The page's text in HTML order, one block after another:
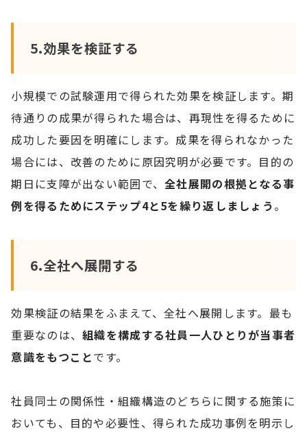
5.効果を検証する
小規模での試験運用で得られた効果を検証します。期
待通りの成果が得られた場合は、再現性を得るために
成功した要因を明確にします。成果を得られなかった
場合には、改善のために原因究明が必要です。目的の
期日に支障が出ない範囲で、全社展開の根拠となる事
例を得るためにステップ4と5を繰り返しましょう 。
6.全社へ展開する
効果検証の結果をふまえて、全社へ展開します。最も
重要なのは、組織を構成する社員一人ひとりが当事者
意識をもつことです。
社員同士の関係性・組織構造のどちらに関する施策に
おいても、目的や必要性、得られた成功事例を明示し